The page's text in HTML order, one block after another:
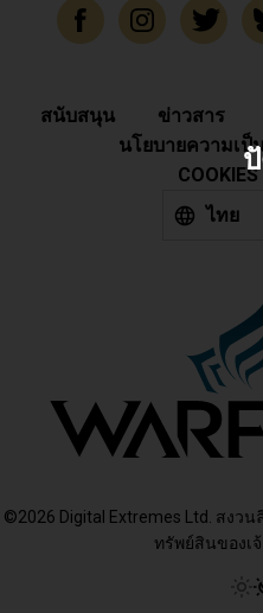
สนับสนุน ข่าวสาร
นโยบายความเป็
ไทย
©2026 Digital Extremes Ltd. สงว
ทรัพย์สินของเ